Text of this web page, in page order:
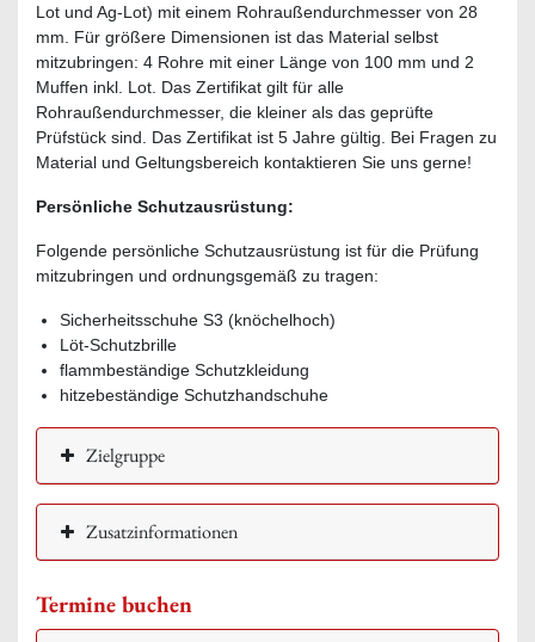
Lot und Ag-Lot) mit einem Rohraußendurchmesser von 28
mm. Für größere Dimensionen ist das Material selbst
mitzubringen: 4 Rohre mit einer Länge von 100 mm und 2
Muffen inkl. Lot. Das Zertifikat gilt für alle
Rohraußendurchmesser, die kleiner als das geprüfte
Prüfstück sind. Das Zertifikat ist 5 Jahre gültig. Bei Fragen zu
Material und Geltungsbereich kontaktieren Sie uns gerne!
Persönliche Schutzausrüstung:
Folgende persönliche Schutzausrüstung ist für die Prüfung
mitzubringen und ordnungsgemäß zu tragen:
Sicherheitsschuhe S3 (knöchelhoch)
Löt-Schutzbrille
flammbeständige Schutzkleidung
hitzebeständige Schutzhandschuhe
Zielgruppe
Zusatzinformationen
Termine buchen